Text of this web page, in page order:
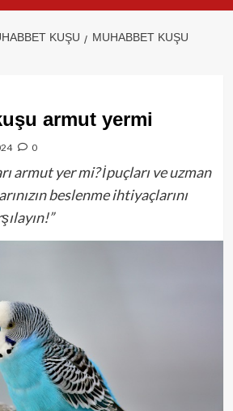
KUŞU
MUHABBET KUŞU
armut yermi
0
armut yer mi? İpuçları ve uzman
beslenme ihtiyaçlarını